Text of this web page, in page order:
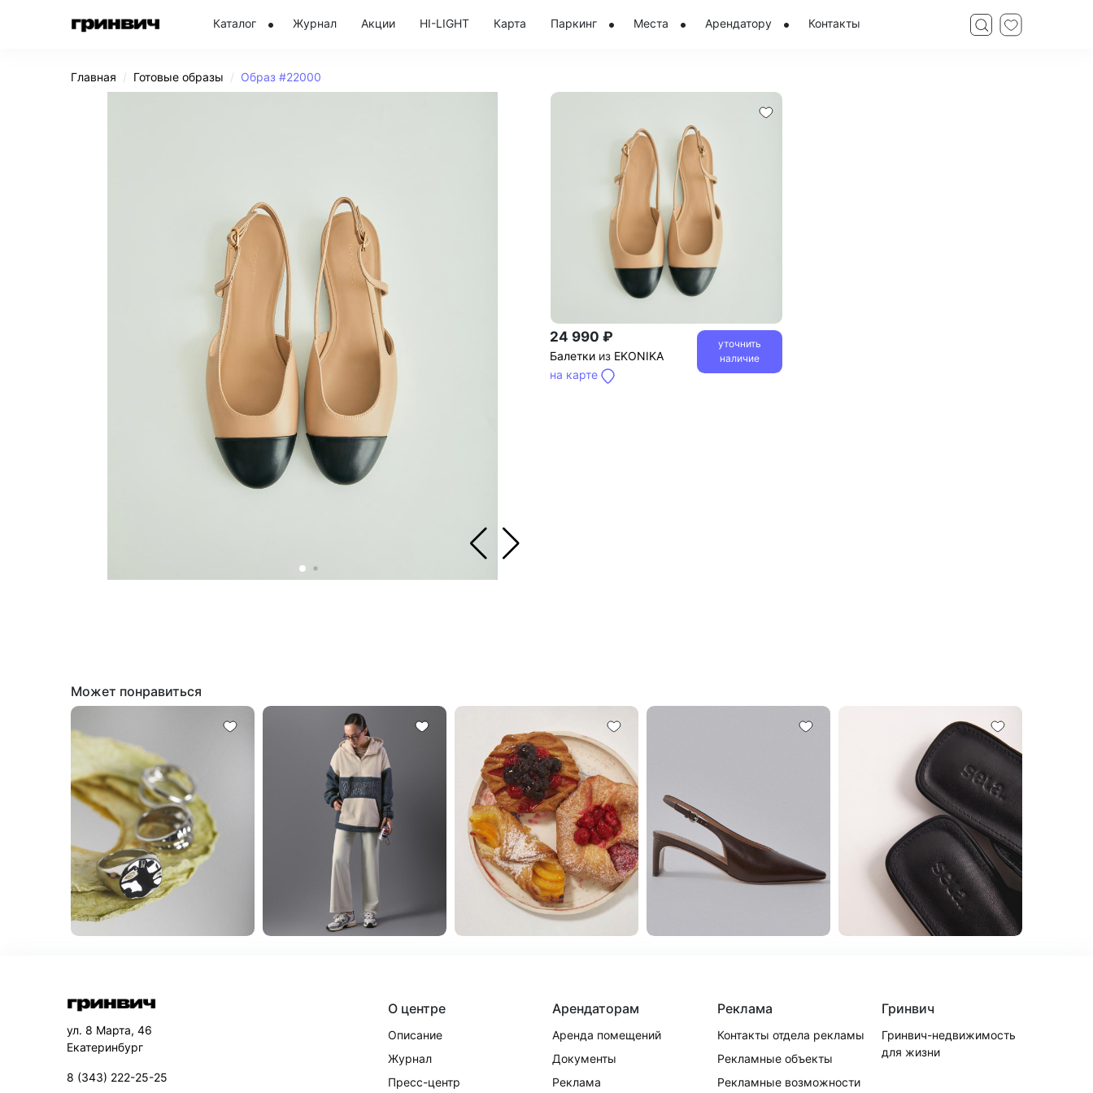
Каталог Журнал Акции HI-LIGHT Карта Паркинг Места Арендатору Контакты
Главная Готовые образы Образ #22000
24 990 ₽
Балетки из EKONIKA
на карте
уточнить
наличие
Может понравиться
ул. 8 Марта, 46
Екатеринбург
8 (343) 222-25-25
О центре
Описание
Журнал
Пресс-центр
Арендаторам
Аренда помещений
Документы
Реклама
Реклама
Контакты отдела рекламы
Рекламные объекты
Рекламные возможности
Гринвич
Гринвич-недвижимость
для жизни